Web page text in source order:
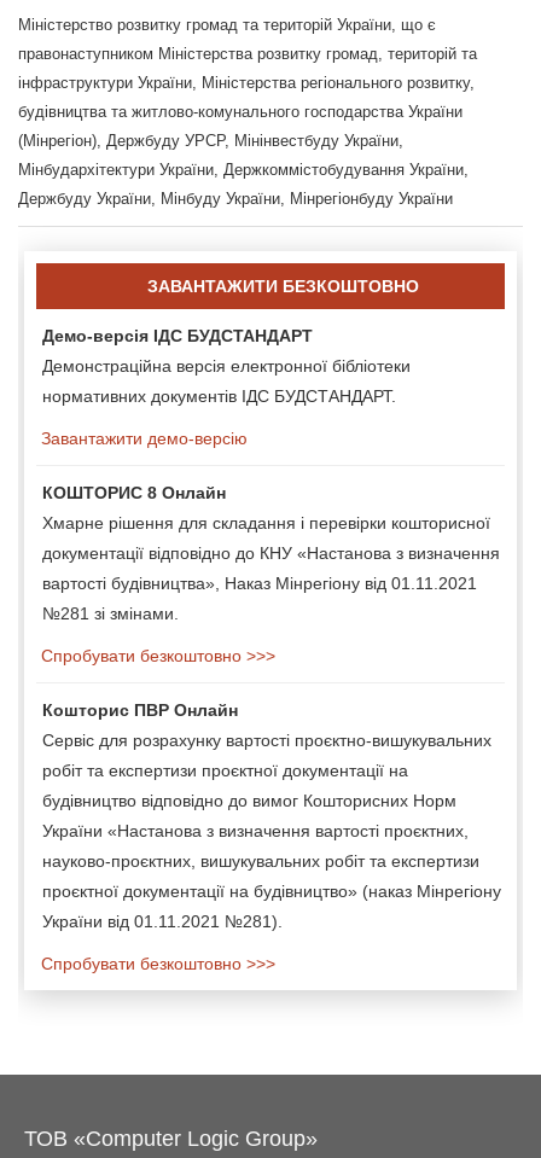
Міністерство розвитку громад та територій України, що є
правонаступником Міністерства розвитку громад, територій та
інфраструктури України, Міністерства регіонального розвитку,
будівництва та житлово-комунального господарства України
(Мінрегіон), Держбуду УРСР, Мінінвестбуду України,
Мінбудархітектури України, Держкоммістобудування України,
Держбуду України, Мінбуду України, Мінрегіонбуду України
ЗАВАНТАЖИТИ БЕЗКОШТОВНО
Демо-версія ІДС БУДСТАНДАРТ
Демонстраційна версія електронної бібліотеки
нормативних документів ІДС БУДСТАНДАРТ.
Завантажити демо-версію
КОШТОРИС 8 Онлайн
Хмарне рішення для складання і перевірки кошторисної
документації відповідно до КНУ «Настанова з визначення
вартості будівництва», Наказ Мінрегіону від 01.11.2021
№281 зі змінами.
Спробувати безкоштовно >>>
Кошторис ПВР Онлайн
Сервіс для розрахунку вартості проєктно-вишукувальних
робіт та експертизи проєктної документації на
будівництво відповідно до вимог Кошторисних Норм
України «Настанова з визначення вартості проєктних,
науково-проєктних, вишукувальних робіт та експертизи
проєктної документації на будівництво» (наказ Мінрегіону
України від 01.11.2021 №281).
Спробувати безкоштовно >>>
ТОВ «Computer Logic Group»